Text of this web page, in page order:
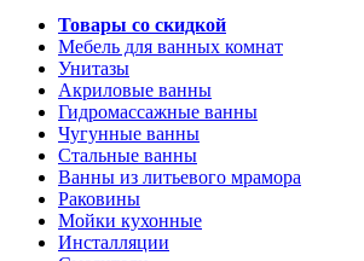
Товары со скидкой
Мебель для ванных комнат
Унитазы
Акриловые ванны
Гидромассажные ванны
Чугунные ванны
Стальные ванны
Ванны из литьевого мрамора
Раковины
Мойки кухонные
Инсталляции